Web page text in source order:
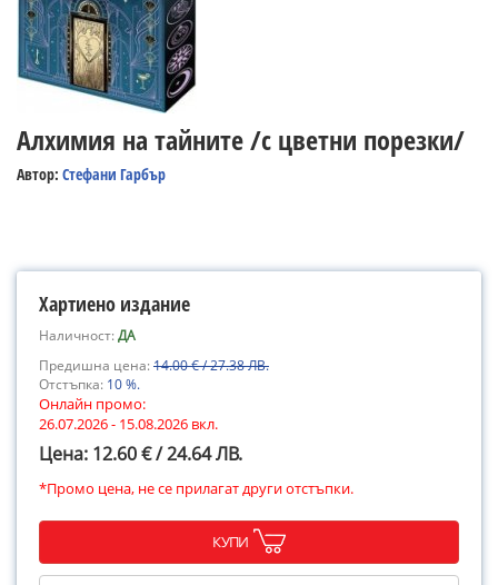
Алхимия на тайните /с цветни порезки/
Автор: Стефани Гарбър
Хартиено издание
Наличност:ДА
Предишна цена:14.00 € / 27.38 ЛВ.
Отстъпка: 10 %.
Онлайн промо:
26.07.2026 - 15.08.2026 вкл.
Цена: 12.60 € / 24.64 ЛВ.
*Промо цена, не се прилагат други отстъпки.
КУПИ